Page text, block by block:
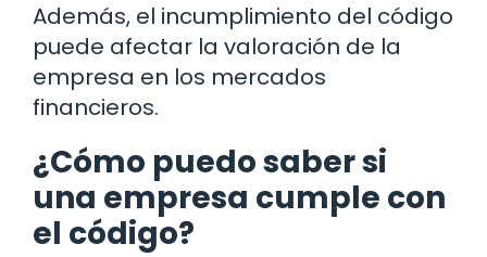
Además, el incumplimiento del código
puede afectar la valoración de la
empresa en los mercados
financieros.
¿Cómo puedo saber si
una empresa cumple con
el código?